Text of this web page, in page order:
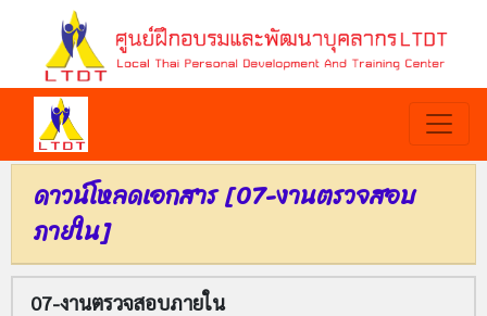
ดาวน์โหลดเอกสาร [07-งานตรวจสอบ
ภายใน]
07-งานตรวจสอบภายใน